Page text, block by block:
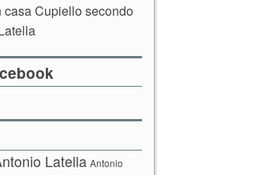
casa Cupiello secondo
Latella Antonio